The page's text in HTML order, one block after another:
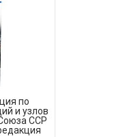
по
и узлов
ССР